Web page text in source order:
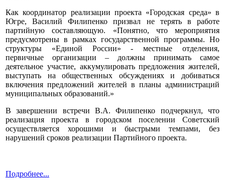
Как координатор реализации проекта «Городская среда» в
Югре, Василий Филипенко призвал не терять в работе
партийную составляющую. «Понятно, что мероприятия
предусмотрены в рамках государственной программы. Но
структуры «Единой России» - местные отделения,
первичные организации – должны принимать самое
деятельное участие, аккумулировать предложения жителей,
выступать на общественных обсуждениях и добиваться
включения предложений жителей в планы администраций
муниципальных образований.»
В завершении встречи В.А. Филипенко подчеркнул, что
реализация проекта в городском поселении Советский
осуществляется хорошими и быстрыми темпами, без
нарушений сроков реализации Партийного проекта.
Подробнее...